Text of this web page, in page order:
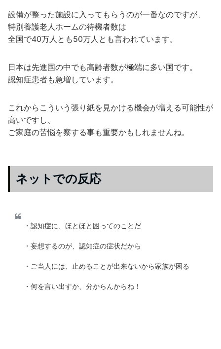
設備が整った施設に入ってもらうのが一番なのですが、
特別養護老人ホームの待機者数は
全国で40万人とも50万人とも言われています。
日本は先進国の中でも高齢者数が極端に多い国です。
認知症患者も急増しています。
これからこういう張り紙を見かける機会が増える可能性が
高いですし、
ご家庭の苦悩を察する事も重要かもしれませんね。
ネットでの反応
・認知症に、ほとほと困ってのことだ
・妄想するのが、認知症の症状だから
・ご当人には、止めることが出来ないから家族が困る
・何を言い出すか、分からんからね！